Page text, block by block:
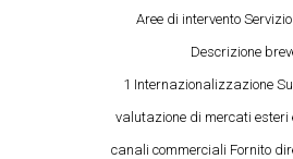
Aree di intervento
Descrizione
1 Internazionalizzazione
valutazione di mercati
canali commerciali Fornito